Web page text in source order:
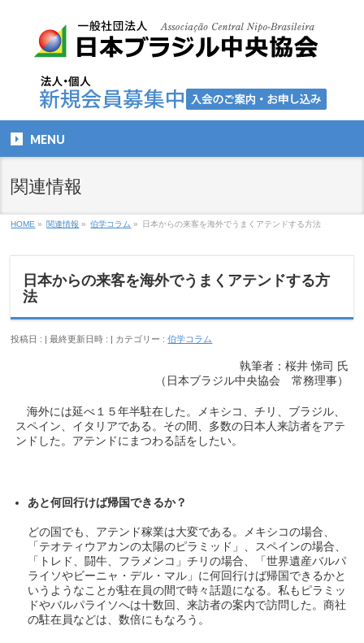
MENU
関連情報
HOME » 関連情報 » 伯学コラム » 日本からの来客を海外でうまくアテンドする方法
日本からの来客を海外でうまくアテンドする方
法
投稿日 : 最終更新日時 : カテゴリー :伯学コラム
執筆者：桜井 悌司 氏
（日本ブラジル中央協会 常務理事）
海外には延べ１５年半駐在した。メキシコ、チリ、ブラジル、
スペイン、イタリアである。その間、多数の日本人来訪者をアテ
ンドした。アテンドにまつわる話をしたい。
あと何回行けば帰国できるか？
どの国でも、アテンド稼業は大変である。メキシコの場合、
「テオティウアカンの太陽のピラミッド」、スペインの場合、
「トレド、闘牛、フラメンコ」チリの場合、「世界遺産バルパ
ライソやビーニャ・デル・マル」に何回行けば帰国できるかと
いうようなことが駐在員の間で時々話題になる。私もピラミッ
ドやバルパライソへは十数回、来訪者の案内で訪問した。商社
の駐在員などは、数倍にもなろう。